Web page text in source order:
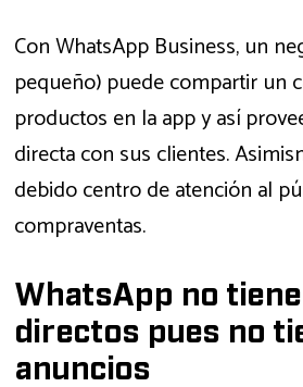
Con WhatsApp Business, un
pequeño) puede compartir un
productos en la app y así
directa con sus clientes.
debido centro de atención al
compraventas.
WhatsApp no
directos pues no
anuncios